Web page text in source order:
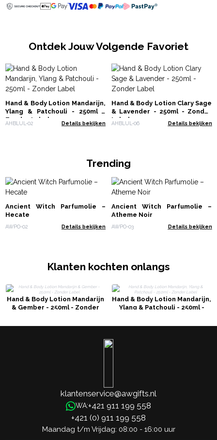
Ontdek Jouw Volgende Favoriet
Hand & Body Lotion Mandarijn,
Ylang & Patchouli - 250ml -
Zonder Label
AHBLUL-02 Details bekijken
Hand & Body Lotion Clary Sage
& Lavender - 250ml - Zonder
Label
AHBLUL-06 Details bekijken
Trending
Ancient Witch Parfumolie –
Hecate
AWPO-02 Details bekijken
Ancient Witch Parfumolie –
Atheme Noir
AWPO-03 Details bekijken
Klanten kochten onlangs
Hand & Body Lotion Mandarijn
& Gember - 250ml - Zonder
Hand & Body Lotion Mandarijn,
Ylang & Patchouli - 250ml -
klantenservice@awgifts.nl
WA:+421 911 199 558
+421 (0) 911 199 558
Maandag t/m Vrijdag: 08:00 - 16:00 uur